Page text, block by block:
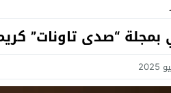
Previous
Next
“صدى تاونات”